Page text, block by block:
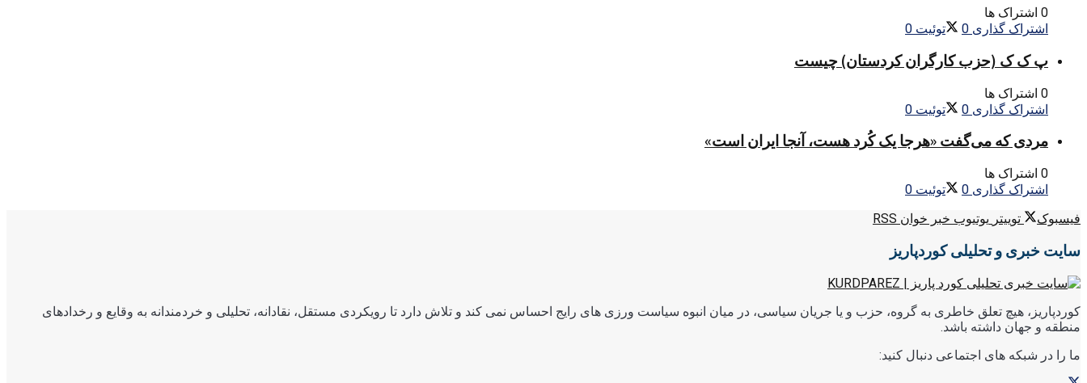
0 اشتراک ها
اشتراک گذاری 0 توئیت 0
پ ک ک (حزب کارگران کردستان) چیست
0 اشتراک ها
اشتراک گذاری 0 توئیت 0
مردی که می‌گفت «هرجا یک کُرد هست، آنجا ایران است»
0 اشتراک ها
اشتراک گذاری 0 توئیت 0
فیسبوک
توییتر یوتیوب خبر خوان RSS
سایت خبری و تحلیلی کوردپاریز
کوردپاریز، هیچ تعلق خاطری به گروه، حزب و یا جریان سیاسی، در میان انبوه سیاست ورزی های رایج احساس نمی کند و تلاش دارد تا رویکردی مستقل، نقادانه، تحلیلی و خردمندانه به وقایع و رخدادهای
منطقه و جهان داشته باشد.
ما را در شبکه های اجتماعی دنبال کنید: